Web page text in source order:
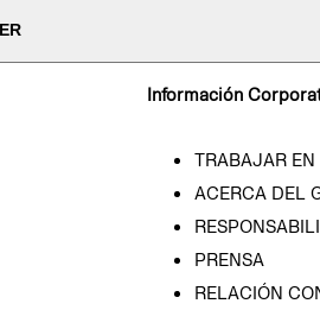
Información
TRABAJAR EN
ACERCA DEL
PRENSA
RELACIÓN